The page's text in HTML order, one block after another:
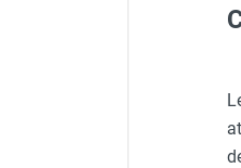
Chauffage
Chauffage
Chauffage
Chauffage